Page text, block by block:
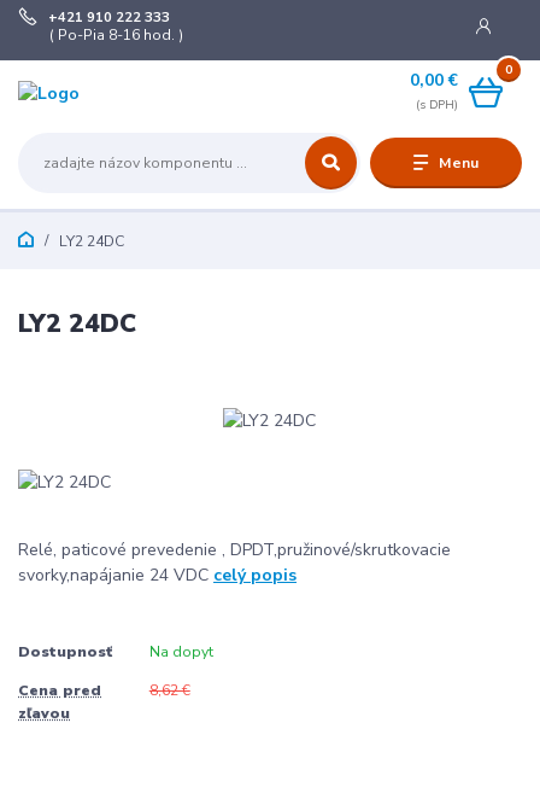
Menu
+421 910 222 333
( Po-Pia 8-16 hod. )
0
0,00 €
LY2 24DC
LY2 24DC
Relé, paticové prevedenie , DPDT,pružinové/skrutkovacie
svorky,napájanie 24 VDC celý popis
Dostupnosť Na dopyt
Cena pred
zľavou
8,62 €